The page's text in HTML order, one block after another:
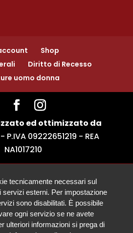
Shop
Diritto di Recesso
uomo donna
ed ottimizzato da
P.IVA 09222651219 - REA
NA1017210
tecnicamente necessari sul
servizi esterni. Per impostazione
sono disabilitati. È possibile
ogni servizio se ne avete
ulteriori informazioni si prega di